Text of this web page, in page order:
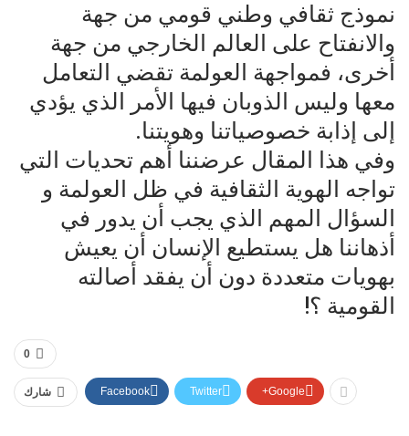
نموذج ثقافي وطني قومي من جهة
والانفتاح على العالم الخارجي من جهة
أخرى، فمواجهة العولمة تقضي التعامل
معها وليس الذوبان فيها الأمر الذي يؤدي
إلى إذابة خصوصياتنا وهويتنا.
وفي هذا المقال عرضننا أهم تحديات التي
تواجه الهوية الثقافية في ظل العولمة و
السؤال المهم الذي يجب أن يدور في
أذهاننا هل يستطيع الإنسان أن يعيش
بهويات متعددة دون أن يفقد أصالته
القومية ؟!
0
شارك Facebook Twitter Google+